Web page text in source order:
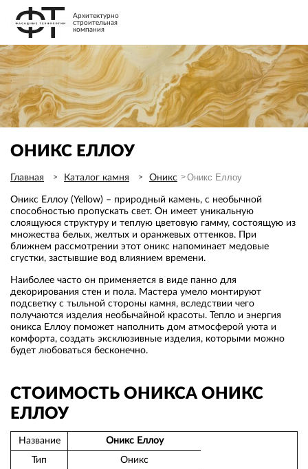
Архитектурно
строительная
компания
ОНИКС ЕЛЛОУ
Главная Каталог камня Оникс Оникс Еллоу
Оникс Еллоу (Yellow) – природный камень, с необычной
способностью пропускать свет. Он имеет уникальную
слоящуюся структуру и теплую цветовую гамму, состоящую из
множества белых, желтых и оранжевых оттенков. При
ближнем рассмотрении этот оникс напоминает медовые
сгустки, застывшие вод влиянием времени.
Наиболее часто он применяется в виде панно для
декорирования стен и пола. Мастера умело монтируют
подсветку с тыльной стороны камня, вследствии чего
получаются изделия необычайной красоты. Тепло и энергия
оникса Еллоу поможет наполнить дом атмосферой уюта и
комфорта, создать эксклюзивные изделия, которыми можно
будет любоваться бесконечно.
СТОИМОСТЬ ОНИКСА ОНИКС
ЕЛЛОУ
Название
Оникс Еллоу
Тип
Оникс